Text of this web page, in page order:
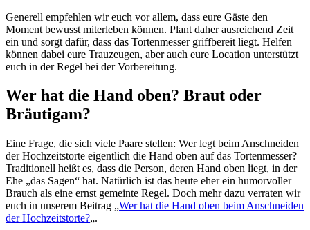
Generell empfehlen wir euch vor allem, dass eure Gäste den
Moment bewusst miterleben können. Plant daher ausreichend Zeit
ein und sorgt dafür, dass das Tortenmesser griffbereit liegt. Helfen
können dabei eure Trauzeugen, aber auch eure Location unterstützt
euch in der Regel bei der Vorbereitung.
Wer hat die Hand oben? Braut oder
Bräutigam?
Eine Frage, die sich viele Paare stellen: Wer legt beim Anschneiden
der Hochzeitstorte eigentlich die Hand oben auf das Tortenmesser?
Traditionell heißt es, dass die Person, deren Hand oben liegt, in der
Ehe „das Sagen“ hat. Natürlich ist das heute eher ein humorvoller
Brauch als eine ernst gemeinte Regel. Doch mehr dazu verraten wir
euch in unserem Beitrag „Wer hat die Hand oben beim Anschneiden
der Hochzeitstorte?„.